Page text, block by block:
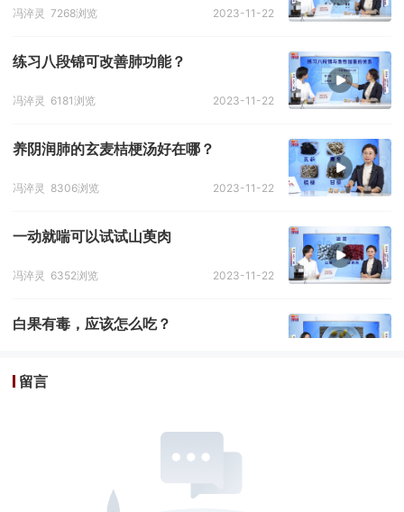
冯淬灵 7268浏览 2023-11-22
练习八段锦可改善肺功能？
冯淬灵 6181浏览 2023-11-22
养阴润肺的玄麦桔梗汤好在哪？
冯淬灵 8306浏览 2023-11-22
一动就喘可以试试山萸肉
冯淬灵 6352浏览 2023-11-22
白果有毒，应该怎么吃？
2023-11-22
中医如何健脾？
留言